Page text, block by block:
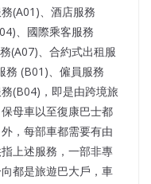
(A01)、酒店服務
、國際乘客服務
(A07)、合約式出租服
務 (B01)、僱員服務
(B04)，即是由跨境旅
母車以至復康巴士都
，每部車都需要有由
上述服務，一部非專
都是旅遊巴大戶，車